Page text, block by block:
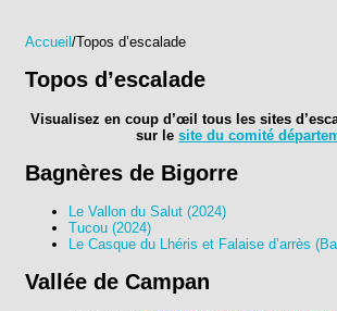
Accueil /Topos d’escalade
Topos d’escalade
Visualisez en coup d’œil tous les sites
sur lesite du comité
Bagnères de Bigorre
Le Vallon du Salut (2024)
Tucou (2024)
Le Casque du Lhéris et Falaise d’arrès
Vallée de Campan